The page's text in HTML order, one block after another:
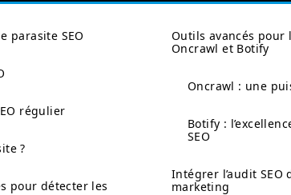
parasite SEO
régulier
?
pour détecter les
Outils avancés pour
Oncrawl et Botify
Oncrawl : une
Botify :
SEO
Intégrer l’audit
marketing